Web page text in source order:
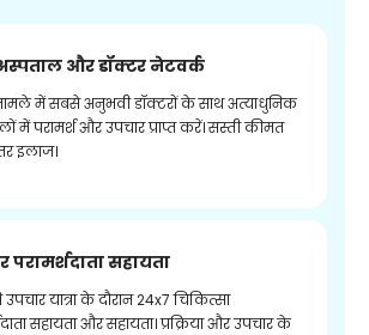
और डॉक्टर नेटवर्क
में सबसे अनुभवी डॉक्टरों के साथ अत्याधुनिक
में परामर्श और उपचार प्राप्त करें। सस्ती कीमत
इलाज।
परामर्शदाता सहायता
यात्रा के दौरान 24x7 चिकित्सा
सहायता और सहायता। प्रक्रिया और उपचार के